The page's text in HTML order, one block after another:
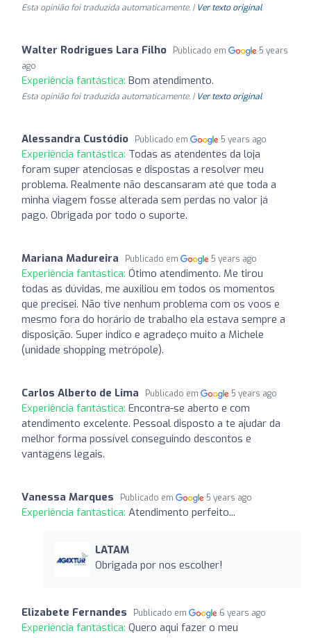
Esta opinião foi traduzida automaticamente. | Ver texto original
Walter Rodrigues Lara Filho Publicado em
5 years
ago
Experiência fantástica: Bom atendimento.
Esta opinião foi traduzida automaticamente. | Ver texto original
Alessandra Custódio Publicado em 5 years ago
Experiência fantástica: Todas as atendentes da loja
foram super atenciosas e dispostas a resolver meu
problema. Realmente não descansaram até que toda a
minha viagem fosse alterada sem perdas no valor já
pago. Obrigada por todo o suporte.
Mariana Madureira Publicado em 5 years ago
Experiência fantástica: Ótimo atendimento. Me tirou
todas as dúvidas, me auxiliou em todos os momentos
que precisei. Não tive nenhum problema com os voos e
mesmo fora do horário de trabalho ela estava sempre a
disposição. Super indico e agradeço muito a Michele
(unidade shopping metrópole).
Carlos Alberto de Lima Publicado em 5 years ago
Experiência fantástica: Encontra-se aberto e com
atendimento excelente. Pessoal disposto a te ajudar da
melhor forma possível conseguindo descontos e
vantagens legais.
Vanessa Marques Publicado em 5 years ago
Experiência fantástica: Atendimento perfeito...
LATAM
Obrigada por nos escolher!
Elizabete Fernandes Publicado em 6 years ago
Experiência fantástica: Quero aqui fazer o meu